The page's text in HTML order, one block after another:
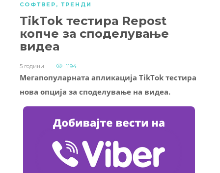
СОФТВЕР , ТРЕНДИ
TikTok тестира Repost
копче за споделување
видеа
5 години 1194
Мегапопуларната апликација TikTok тестира
нова опција за споделување на видеа.